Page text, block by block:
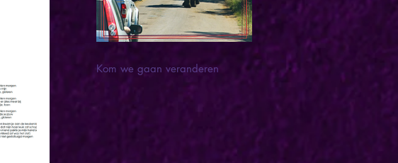
Kom we gaan veranderen